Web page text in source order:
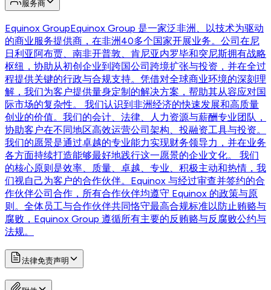
服务商
Equinox GroupEquinox Group 是一家泛非洲、以技术为驱动
的商业服务提供商，在非洲40多个国家开展业务。公司在尼
日利亚阿布贾、南非开普敦、肯尼亚内罗毕和突尼斯拥有战略
枢纽，协助从初创企业到跨国公司跨境扩张与投资，并在全过
程提供关键的行政与合规支持。凭借对全球商业环境的深刻理
解，我们为客户提供量身定制的解决方案，帮助其从容应对国
际市场的复杂性。 我们认识到非洲经济的快速发展和高质量
创业的价值。我们的会计、法律、人力资源与薪酬专业团队，
协助客户在不同地区高效运营公司架构、投融资工具与投资。
我们的愿景是通过卓越的专业能力实现财务领导力，并在业务
各方面持续打造能够最好地践行这一愿景的企业文化。 我们
的核心原则是效率、质量、卓越、专业、积极主动和热情，我
们视自己为客户的合作伙伴。Equinox 与经过审查并签约的合
作伙伴公司合作，所有合作伙伴均遵守 Equinox 的政策与原
则。全体员工与合作伙伴共同恪守最高合规标准以防止贿赂与
腐败，Equinox Group 遵循所有主要的反贿赂与反腐败公约与
法规。
法律免责声明